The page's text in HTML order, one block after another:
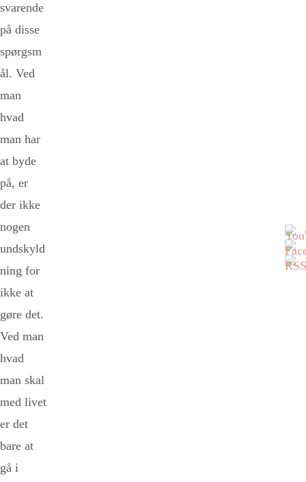
svarende
på disse
spørgsm
ål. Ved
man
hvad
man har
at byde
på, er
der ikke
nogen
undskyld
ning for
ikke at
gøre det.
Ved man
hvad
man skal
med livet
er det
bare at
gå i